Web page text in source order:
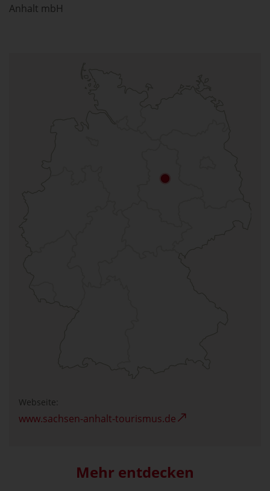
Anhalt mbH
Webseite:
www.sachsen-anhalt-tourismus.de
Mehr entdecken